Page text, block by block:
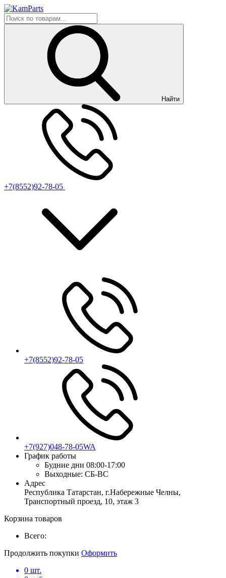
Найти
+7(8552)92-78-05
+7(8552)92-78-05
+7(927)048-78-05WA
График работы
Будние дни 08:00-17:00
Выходные: СБ-ВС
Адрес
Республика Татарстан, г.Набережные Челны,
Транспортный проезд, 10, этаж 3
Корзина товаров
Всего:
Продолжить покупки Оформить
0 шт.